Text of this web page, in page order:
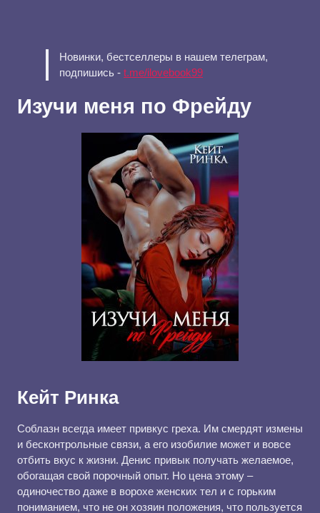
Новинки, бестселлеры в нашем телеграм,
подпишись - t.me/ilovebook99
Изучи меня по Фрейду
Кейт Ринка
Соблазн всегда имеет привкус греха. Им смердят измены
и бесконтрольные связи, а его изобилие может и вовсе
отбить вкус к жизни. Денис привык получать желаемое,
обогащая свой порочный опыт. Но цена этому –
одиночество даже в ворохе женских тел и с горьким
пониманием, что не он хозяин положения, что пользуется